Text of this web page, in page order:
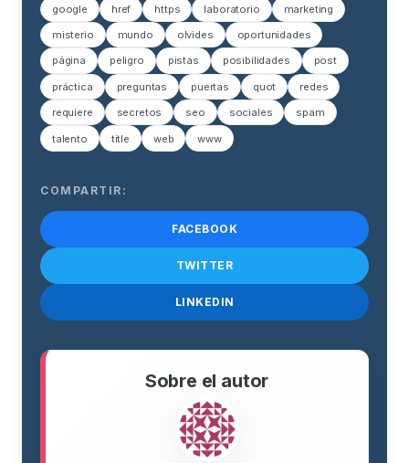
google href https laboratorio marketing
misterio mundo olvides oportunidades
página peligro pistas posibilidades post
práctica preguntas puertas quot redes
requiere secretos seo sociales spam
talento title web www
COMPARTIR:
FACEBOOK
TWITTER
LINKEDIN
Sobre el autor